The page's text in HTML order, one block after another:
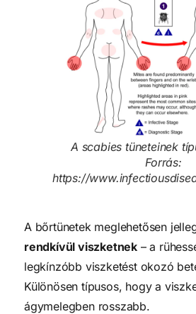
A scabies tüneteinek
Forrás:
https://
A bőrtünetek meglehetősen
rendkívül viszketnek – a
legkínzóbb viszketést okozó
Különösen típusos, hogy a
ágymelegben rosszabb.